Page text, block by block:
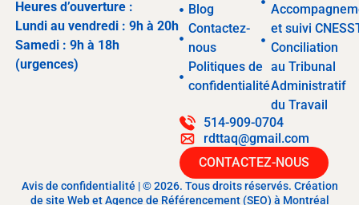
Heures d’ouverture :
Lundi au vendredi : 9h à 20h
Samedi : 9h à 18h
(urgences)
Blog
Contactez-
nous
Politiques de
confidentialité
et suivi
Conciliation
au Tribunal
Administratif
du Travail
514-909-0704
rdttaq@gmail.com
CONTACTEZ-NOUS
Avis de confidentialité | © 2026. Tous droits réservés. Création
de site Web et Agence de Référencement (SEO) à Montréal